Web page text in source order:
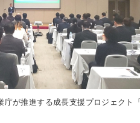
が推進する成長支援プロジェクト